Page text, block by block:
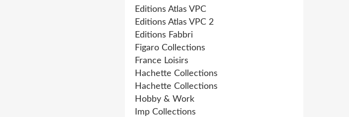
Editions Atlas VPC
Editions Atlas VPC 2
Editions Fabbri
Figaro Collections
France Loisirs
Hachette Collections
Hachette Collections
Hobby & Work
Imp Collections